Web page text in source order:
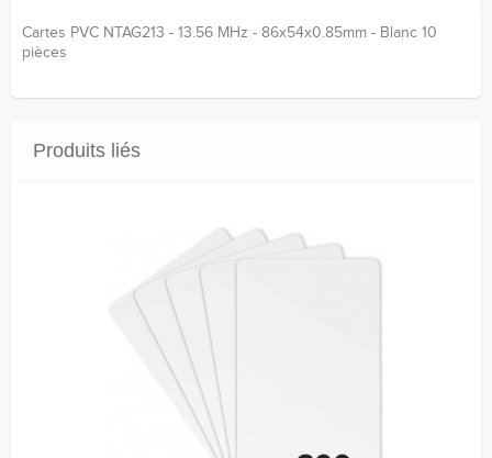
Cartes PVC NTAG213 - 13.56 MHz - 86x54x0.85mm - Blanc 10
pièces
Produits liés